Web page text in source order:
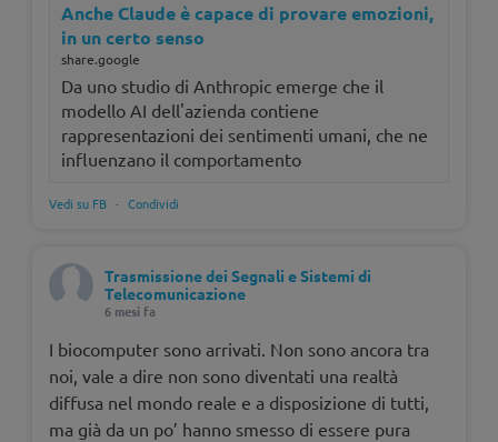
Anche Claude è capace di provare emozioni,
in un certo senso
share.google
Da uno studio di Anthropic emerge che il
modello AI dell'azienda contiene
rappresentazioni dei sentimenti umani, che ne
influenzano il comportamento
Vedi su FB · Condividi
Trasmissione dei Segnali e Sistemi di
Telecomunicazione
6 mesi fa
I biocomputer sono arrivati. Non sono ancora tra
noi, vale a dire non sono diventati una realtà
diffusa nel mondo reale e a disposizione di tutti,
ma già da un po’ hanno smesso di essere pura